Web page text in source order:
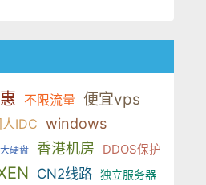
系列。亚洲 VPS 月付低至 6
虚拟化架构，配备 NVMe
系列。亚洲 VPS 月付低至 6
美国
虚拟化架构，配备 NVMe
固态硬盘，主要分为亚洲和美
大系列。亚洲 VPS 月付低至 6
美国
业务，数据中心覆盖中国香
虚拟化架构，配备 NVMe
固态硬盘，主要分为亚洲和美
系列。亚洲 VPS 月付低至 6
美国
不限流量 便宜vps
人IDC windows
大硬盘 香港机房 DDOS保护
CN2线路 独立服务器